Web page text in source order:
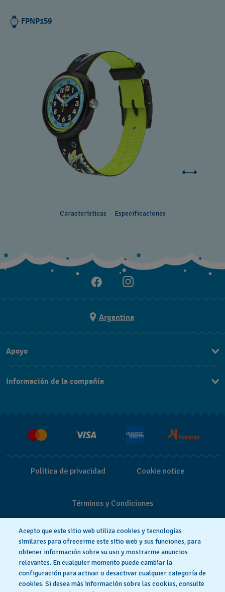
FPNP159
Características Especificaciones
Argentina
Apoyo
Preguntas Frecuentes
Información de la compañía
Política de privacidad Cookie notice
Términos y Condiciones
Acepto que este sitio web utiliza cookies y tecnologías
similares para ofrecerme este sitio web y sus funciones, para
obtener información sobre su uso y mostrarme anuncios
relevantes. En cualquier momento puede cambiar la
configuración para activar o desactivar cualquier categoría de
cookies. Si desea más información sobre las cookies, consulte